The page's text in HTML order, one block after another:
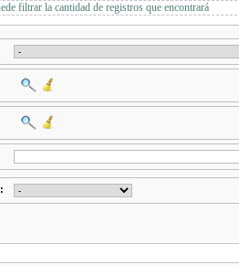
filtrar la cantidad de registros que encontrará